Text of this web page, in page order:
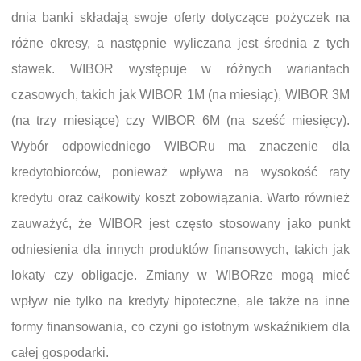
dnia banki składają swoje oferty dotyczące pożyczek na
różne okresy, a następnie wyliczana jest średnia z tych
stawek. WIBOR występuje w różnych wariantach
czasowych, takich jak WIBOR 1M (na miesiąc), WIBOR 3M
(na trzy miesiące) czy WIBOR 6M (na sześć miesięcy).
Wybór odpowiedniego WIBORu ma znaczenie dla
kredytobiorców, ponieważ wpływa na wysokość raty
kredytu oraz całkowity koszt zobowiązania. Warto również
zauważyć, że WIBOR jest często stosowany jako punkt
odniesienia dla innych produktów finansowych, takich jak
lokaty czy obligacje. Zmiany w WIBORze mogą mieć
wpływ nie tylko na kredyty hipoteczne, ale także na inne
formy finansowania, co czyni go istotnym wskaźnikiem dla
całej gospodarki.